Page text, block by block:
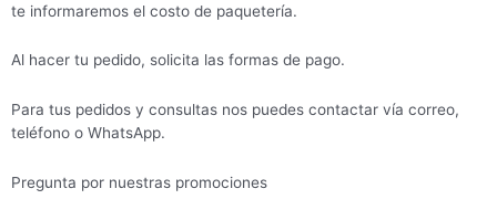
te informaremos el costo de paquetería.
Al hacer tu pedido, solicita las formas de pago.
Para tus pedidos y consultas nos puedes contactar vía correo,
teléfono o WhatsApp.
Pregunta por nuestras promociones